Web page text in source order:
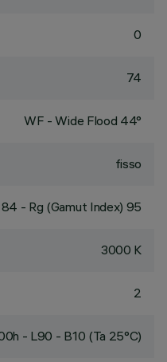
0
74
WF - Wide Flood 44°
fisso
- Rg (Gamut Index) 95
3000 K
2
- L90 - B10 (Ta 25°C)